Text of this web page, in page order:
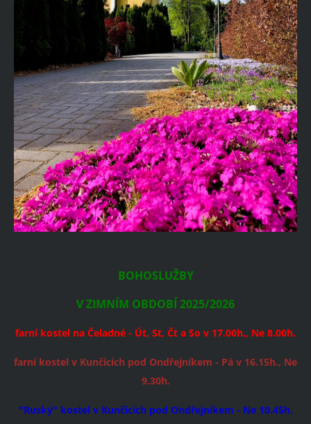
BOHOSLUŽBY
V ZIMNÍM OBDOBÍ 2025/2026
farní kostel na Čeladné - Út, St, Čt a So v 17.00h., Ne 8.00h.
farní kostel v Kunčicích pod Ondřejníkem - Pá v 16.15h., Ne
9.30h.
"Ruský" kostel v Kunčicích pod Ondřejníkem - Ne 10.45h.